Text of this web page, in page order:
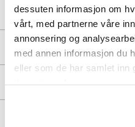
dessuten informasjon om
vårt, med partnerne våre
annonsering og
med annen informasjon du
eller som de har samlet inn
Lev. art. nr8981
Produktdetaljer
Overdel: Skinn
Merke